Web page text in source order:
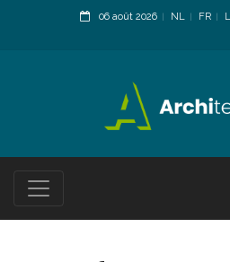
06 août 2026 NL FR